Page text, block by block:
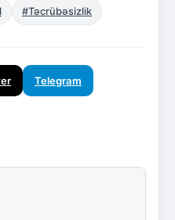
#Təcrübəsizlik
Telegram